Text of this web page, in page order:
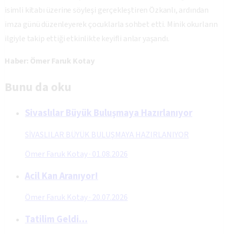
isimli kitabı üzerine söyleşi gerçekleştiren Özkanlı, ardından
imza günü düzenleyerek çocuklarla sohbet etti. Minik okurların
ilgiyle takip ettiği etkinlikte keyifli anlar yaşandı.
Haber: Ömer Faruk Kotay
Bunu da oku
Sivaslılar Büyük Buluşmaya Hazırlanıyor
SİVASLILAR BÜYÜK BULUŞMAYA HAZIRLANIYOR
Ömer Faruk Kotay· 01.08.2026
Acil Kan Aranıyor!
Ömer Faruk Kotay· 20.07.2026
Tatilim Geldi…